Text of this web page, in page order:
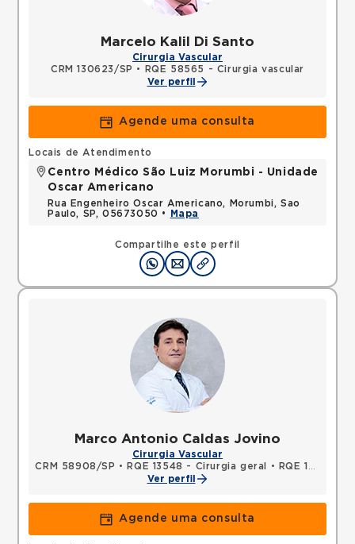
Marcelo Kalil Di Santo
Cirurgia Vascular
CRM 130623/SP •
RQE 58565 - Cirurgia vascular
Ver perfil
Agende uma consulta
Compartilhe este perfil
Locais de Atendimento
Centro Médico São Luiz Morumbi - Unidade
Oscar Americano
Rua Engenheiro Oscar Americano, Morumbi, Sao
Paulo, SP, 05673050 •
Mapa
Marco Antonio Caldas Jovino
Cirurgia Vascular
CRM 58908/SP • RQE 13548 - Cirurgia geral •
RQE 13549 - Cirurgia vascular
Ver perfil
Agende uma consulta